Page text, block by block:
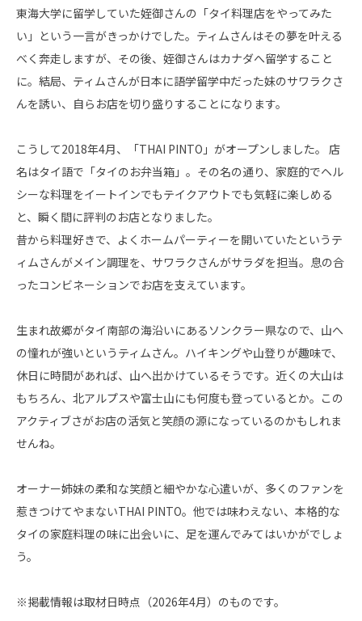
東海大学に留学していた姪御さんの「タイ料理店をやってみた
い」という一言がきっかけでした。ティムさんはその夢を叶える
べく奔走しますが、その後、姪御さんはカナダへ留学すること
に。結局、ティムさんが日本に語学留学中だった妹のサワラクさ
んを誘い、自らお店を切り盛りすることになります。
こうして2018年4月、「THAI PINTO」がオープンしました。 店
名はタイ語で「タイのお弁当箱」。その名の通り、家庭的でヘル
シーな料理をイートインでもテイクアウトでも気軽に楽しめる
と、瞬く間に評判のお店となりました。
昔から料理好きで、よくホームパーティーを開いていたというテ
ィムさんがメイン調理を、サワラクさんがサラダを担当。息の合
ったコンビネーションでお店を支えています。
生まれ故郷がタイ南部の海沿いにあるソンクラー県なので、山へ
の憧れが強いというティムさん。ハイキングや山登りが趣味で、
休日に時間があれば、山へ出かけているそうです。近くの大山は
もちろん、北アルプスや富士山にも何度も登っているとか。この
アクティブさがお店の活気と笑顔の源になっているのかもしれま
せんね。
オーナー姉妹の柔和な笑顔と細やかな心遣いが、多くのファンを
惹きつけてやまないTHAI PINTO。他では味わえない、本格的な
タイの家庭料理の味に出会いに、足を運んでみてはいかがでしょ
う。
※掲載情報は取材日時点（2026年4月）のものです。